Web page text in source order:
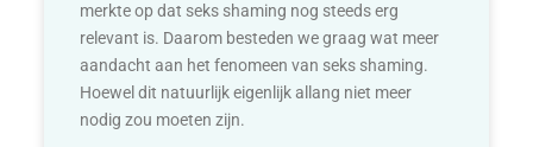
merkte op dat seks shaming nog steeds erg
relevant is. Daarom besteden we graag wat meer
aandacht aan het fenomeen van seks shaming.
Hoewel dit natuurlijk eigenlijk allang niet meer
nodig zou moeten zijn.